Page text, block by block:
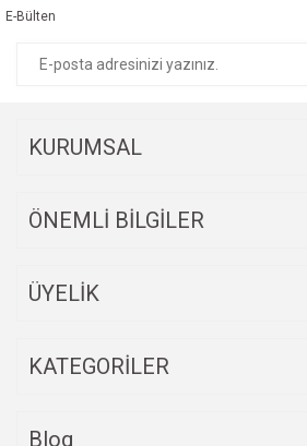
Ürün fiyatı diğer sitelerden daha pahalı.
E-Bülten
KURUMSAL
ÖNEMLİ BİLGİLER
ÜYELİK
KATEGORİLER
Blog